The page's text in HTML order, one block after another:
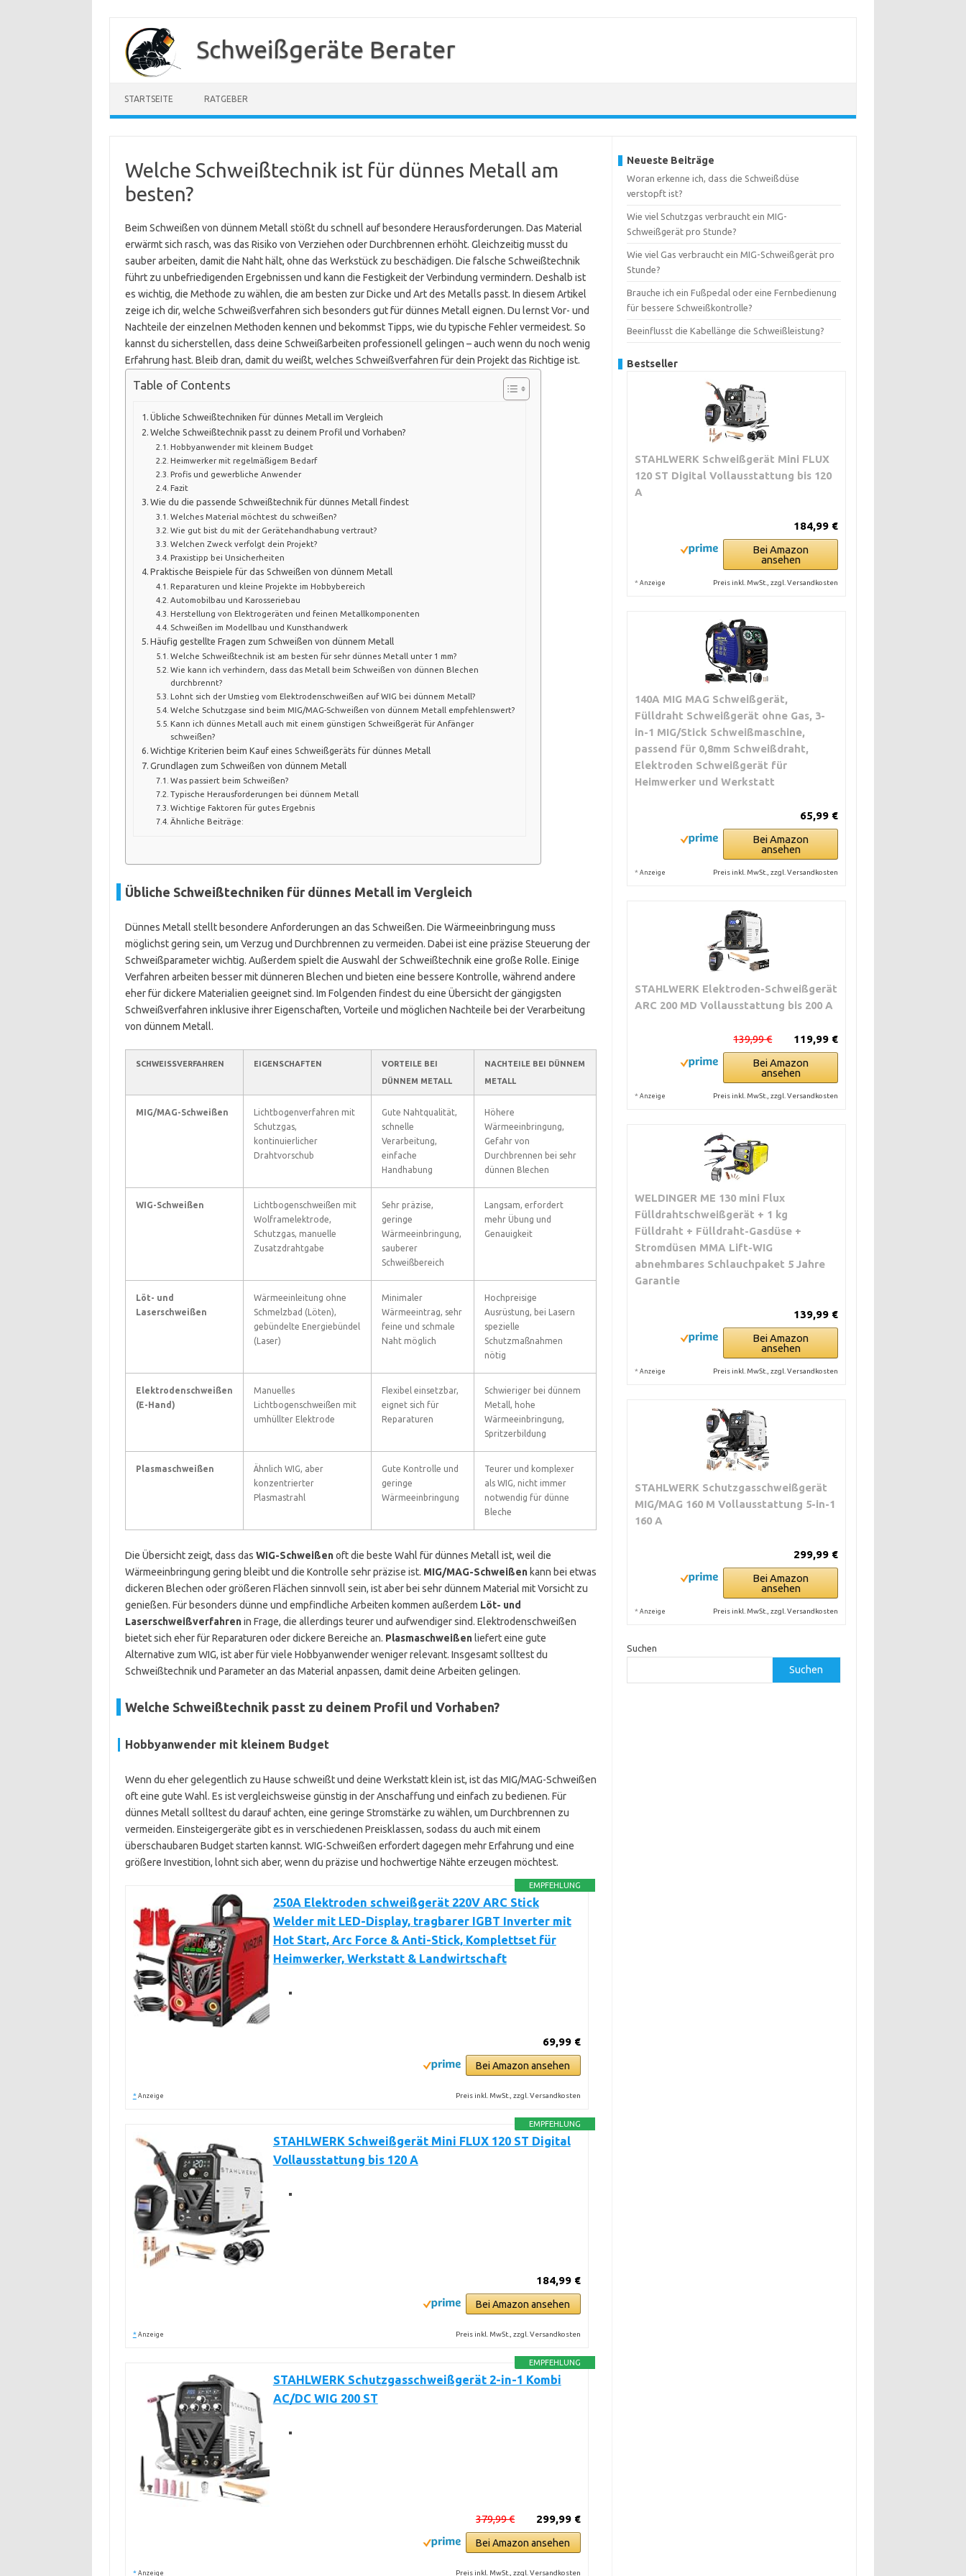
springen
Schweißgeräte Berater
STARTSEITE RATGEBER
Welche Schweißtechnik ist für dünnes Metall am
besten?
Beim Schweißen von dünnem Metall stößt du schnell auf besondere Herausforderungen. Das Material
erwärmt sich rasch, was das Risiko von Verziehen oder Durchbrennen erhöht. Gleichzeitig musst du
sauber arbeiten, damit die Naht hält, ohne das Werkstück zu beschädigen. Die falsche Schweißtechnik
führt zu unbefriedigenden Ergebnissen und kann die Festigkeit der Verbindung vermindern. Deshalb ist
es wichtig, die Methode zu wählen, die am besten zur Dicke und Art des Metalls passt. In diesem Artikel
zeige ich dir, welche Schweißverfahren sich besonders gut für dünnes Metall eignen. Du lernst Vor- und
Nachteile der einzelnen Methoden kennen und bekommst Tipps, wie du typische Fehler vermeidest. So
kannst du sicherstellen, dass deine Schweißarbeiten professionell gelingen – auch wenn du noch wenig
Erfahrung hast. Bleib dran, damit du weißt, welches Schweißverfahren für dein Projekt das Richtige ist.
Table of Contents
Übliche Schweißtechniken für dünnes Metall im Vergleich
Welche Schweißtechnik passt zu deinem Profil und Vorhaben?
Hobbyanwender mit kleinem Budget
Heimwerker mit regelmäßigem Bedarf
Profis und gewerbliche Anwender
Fazit
Wie du die passende Schweißtechnik für dünnes Metall findest
Welches Material möchtest du schweißen?
Wie gut bist du mit der Gerätehandhabung vertraut?
Welchen Zweck verfolgt dein Projekt?
Praxistipp bei Unsicherheiten
Praktische Beispiele für das Schweißen von dünnem Metall
Reparaturen und kleine Projekte im Hobbybereich
Automobilbau und Karosseriebau
Herstellung von Elektrogeräten und feinen Metallkomponenten
Schweißen im Modellbau und Kunsthandwerk
Häufig gestellte Fragen zum Schweißen von dünnem Metall
Welche Schweißtechnik ist am besten für sehr dünnes Metall unter 1 mm?
Wie kann ich verhindern, dass das Metall beim Schweißen von dünnen Blechen
durchbrennt?
Lohnt sich der Umstieg vom Elektrodenschweißen auf WIG bei dünnem Metall?
Welche Schutzgase sind beim MIG/MAG-Schweißen von dünnem Metall empfehlenswert?
Kann ich dünnes Metall auch mit einem günstigen Schweißgerät für Anfänger
schweißen?
Wichtige Kriterien beim Kauf eines Schweißgeräts für dünnes Metall
Grundlagen zum Schweißen von dünnem Metall
Was passiert beim Schweißen?
Typische Herausforderungen bei dünnem Metall
Wichtige Faktoren für gutes Ergebnis
Ähnliche Beiträge:
Übliche Schweißtechniken für dünnes Metall im Vergleich
Dünnes Metall stellt besondere Anforderungen an das Schweißen. Die Wärmeeinbringung muss
möglichst gering sein, um Verzug und Durchbrennen zu vermeiden. Dabei ist eine präzise Steuerung der
Schweißparameter wichtig. Außerdem spielt die Auswahl der Schweißtechnik eine große Rolle. Einige
Verfahren arbeiten besser mit dünneren Blechen und bieten eine bessere Kontrolle, während andere
eher für dickere Materialien geeignet sind. Im Folgenden findest du eine Übersicht der gängigsten
Schweißverfahren inklusive ihrer Eigenschaften, Vorteile und möglichen Nachteile bei der Verarbeitung
von dünnem Metall.
SCHWEISSVERFAHREN EIGENSCHAFTEN
VORTEILE BEI
DÜNNEM METALL
NACHTEILE BEI DÜNNEM
METALL
MIG/MAG-Schweißen
Lichtbogenverfahren mit
Schutzgas,
kontinuierlicher
Drahtvorschub
Gute Nahtqualität,
schnelle
Verarbeitung,
einfache
Handhabung
Höhere
Wärmeeinbringung,
Gefahr von
Durchbrennen bei sehr
dünnen Blechen
WIG-Schweißen
Lichtbogenschweißen mit
Wolframelektrode,
Schutzgas, manuelle
Zusatzdrahtgabe
Sehr präzise,
geringe
Wärmeeinbringung,
sauberer
Schweißbereich
Langsam, erfordert
mehr Übung und
Genauigkeit
Löt- und
Laserschweißen
Wärmeeinleitung ohne
Schmelzbad (Löten),
gebündelte Energiebündel
(Laser)
Minimaler
Wärmeeintrag, sehr
feine und schmale
Naht möglich
Hochpreisige
Ausrüstung, bei Lasern
spezielle
Schutzmaßnahmen
nötig
Elektrodenschweißen
(E-Hand)
Manuelles
Lichtbogenschweißen mit
umhüllter Elektrode
Flexibel einsetzbar,
eignet sich für
Reparaturen
Schwieriger bei dünnem
Metall, hohe
Wärmeeinbringung,
Spritzerbildung
Plasmaschweißen
Ähnlich WIG, aber
konzentrierter
Plasmastrahl
Gute Kontrolle und
geringe
Wärmeeinbringung
Teurer und komplexer
als WIG, nicht immer
notwendig für dünne
Bleche
Die Übersicht zeigt, dass das WIG-Schweißenoft die beste Wahl für dünnes Metall ist, weil die
Wärmeeinbringung gering bleibt und die Kontrolle sehr präzise ist. MIG/MAG-Schweißenkann bei etwas
dickeren Blechen oder größeren Flächen sinnvoll sein, ist aber bei sehr dünnem Material mit Vorsicht zu
genießen. Für besonders dünne und empfindliche Arbeiten kommen außerdem Löt- und
Laserschweißverfahrenin Frage, die allerdings teurer und aufwendiger sind. Elektrodenschweißen
bietet sich eher für Reparaturen oder dickere Bereiche an. Plasmaschweißenliefert eine gute
Alternative zum WIG, ist aber für viele Hobbyanwender weniger relevant. Insgesamt solltest du
Schweißtechnik und Parameter an das Material anpassen, damit deine Arbeiten gelingen.
Welche Schweißtechnik passt zu deinem Profil und Vorhaben?
Hobbyanwender mit kleinem Budget
Wenn du eher gelegentlich zu Hause schweißt und deine Werkstatt klein ist, ist das MIG/MAG-Schweißen
oft eine gute Wahl. Es ist vergleichsweise günstig in der Anschaffung und einfach zu bedienen. Für
dünnes Metall solltest du darauf achten, eine geringe Stromstärke zu wählen, um Durchbrennen zu
vermeiden. Einsteigergeräte gibt es in verschiedenen Preisklassen, sodass du auch mit einem
überschaubaren Budget starten kannst. WIG-Schweißen erfordert dagegen mehr Erfahrung und eine
größere Investition, lohnt sich aber, wenn du präzise und hochwertige Nähte erzeugen möchtest.
EMPFEHLUNG
250A Elektroden schweißgerät 220V ARC Stick
Welder mit LED-Display, tragbarer IGBT Inverter mit
Hot Start, Arc Force & Anti-Stick, Komplettset für
Heimwerker, Werkstatt & Landwirtschaft
69,99 €
Bei Amazon ansehen
* Anzeige Preis inkl. MwSt., zzgl. Versandkosten
EMPFEHLUNG
STAHLWERK Schweißgerät Mini FLUX 120 ST Digital
Vollausstattung bis 120 A
184,99 €
Bei Amazon ansehen
* Anzeige Preis inkl. MwSt., zzgl. Versandkosten
EMPFEHLUNG
STAHLWERK Schutzgasschweißgerät 2-in-1 Kombi
AC/DC WIG 200 ST
299,99 €
379,99 €
Bei Amazon ansehen
* Anzeige Preis inkl. MwSt., zzgl. Versandkosten
Neueste Beiträge
Woran erkenne ich, dass die Schweißdüse
verstopft ist?
Wie viel Schutzgas verbraucht ein MIG-
Schweißgerät pro Stunde?
Wie viel Gas verbraucht ein MIG-Schweißgerät pro
Stunde?
Brauche ich ein Fußpedal oder eine Fernbedienung
für bessere Schweißkontrolle?
Beeinflusst die Kabellänge die Schweißleistung?
Bestseller
STAHLWERK Schweißgerät Mini FLUX
120 ST Digital Vollausstattung bis 120
A
184,99 €
Bei Amazon
ansehen
* Anzeige Preis inkl. MwSt., zzgl. Versandkosten
140A MIG MAG Schweißgerät,
Fülldraht Schweißgerät ohne Gas, 3-
in-1 MIG/Stick Schweißmaschine,
passend für 0,8mm Schweißdraht,
Elektroden Schweißgerät für
Heimwerker und Werkstatt
65,99 €
Bei Amazon
ansehen
* Anzeige Preis inkl. MwSt., zzgl. Versandkosten
STAHLWERK Elektroden-Schweißgerät
ARC 200 MD Vollausstattung bis 200 A
119,99 €
139,99 €
Bei Amazon
ansehen
* Anzeige Preis inkl. MwSt., zzgl. Versandkosten
WELDINGER ME 130 mini Flux
Fülldrahtschweißgerät + 1 kg
Fülldraht + Fülldraht-Gasdüse +
Stromdüsen MMA Lift-WIG
abnehmbares Schlauchpaket 5 Jahre
Garantie
139,99 €
Bei Amazon
ansehen
* Anzeige Preis inkl. MwSt., zzgl. Versandkosten
STAHLWERK Schutzgasschweißgerät
MIG/MAG 160 M Vollausstattung 5-in-1
160 A
299,99 €
Bei Amazon
ansehen
* Anzeige Preis inkl. MwSt., zzgl. Versandkosten
Suchen
Suchen